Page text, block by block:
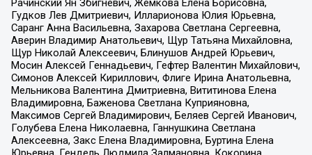
Рачинский Ян Збигневич, Жемкова Елена Борисовна,
Гудков Лев Дмитриевич, Илларионова Юлия Юрьевна,
Саранг Анна Васильевна, Захарова Светлана Сергеевна,
Аверин Владимир Анатольевич, Щур Татьяна Михайловна,
Щур Николай Алексеевич, Блинушов Андрей Юрьевич,
Мосин Алексей Геннадьевич, Гефтер Валентин Михайлович,
Симонов Алексей Кириллович, Флиге Ирина Анатольевна,
Мельникова Валентина Дмитриевна, Вититинова Елена
Владимировна, Баженова Светлана Куприяновна,
Максимов Сергей Владимирович, Беляев Сергей Иванович,
Голубева Елена Николаевна, Ганнушкина Светлана
Алексеевна, Закс Елена Владимировна, Буртина Елена